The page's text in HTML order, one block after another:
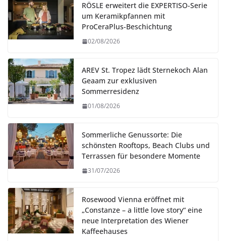
RÖSLE erweitert die EXPERTISO-Serie
um Keramikpfannen mit
ProCeraPlus-Beschichtung
02/08/2026
AREV St. Tropez lädt Sternekoch Alan
Geaam zur exklusiven
Sommerresidenz
01/08/2026
Sommerliche Genussorte: Die
schönsten Rooftops, Beach Clubs und
Terrassen für besondere Momente
31/07/2026
Rosewood Vienna eröffnet mit
„Constanze – a little love story“ eine
neue Interpretation des Wiener
Kaffeehauses